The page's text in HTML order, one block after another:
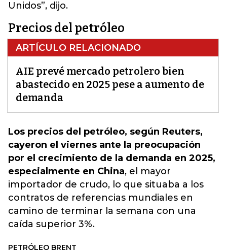
Unidos”, dijo.
Precios del petróleo
ARTÍCULO RELACIONADO
AIE prevé mercado petrolero bien
abastecido en 2025 pese a aumento de
demanda
Los precios del petróleo, según Reuters,
cayeron el viernes ante la preocupación
por el crecimiento de la demanda en 2025,
especialmente en China, el mayor
importador de crudo, lo que situaba a los
contratos de referencias mundiales en
camino de terminar la semana con una
caída superior 3%.